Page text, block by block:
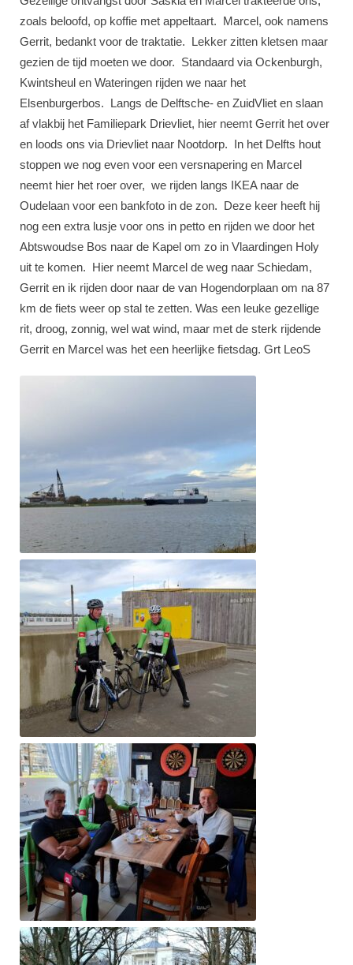
zoals beloofd, op koffie met appeltaart. Marcel, ook namens
Gerrit, bedankt voor de traktatie. Lekker zitten kletsen maar
gezien de tijd moeten we door. Standaard via Ockenburgh,
Kwintsheul en Wateringen rijden we naar het
Elsenburgerbos. Langs de Delftsche- en ZuidVliet en slaan
af vlakbij het Familiepark Drievliet, hier neemt Gerrit het over
en loods ons via Drievliet naar Nootdorp. In het Delfts hout
stoppen we nog even voor een versnapering en Marcel
neemt hier het roer over, we rijden langs IKEA naar de
Oudelaan voor een bankfoto in de zon. Deze keer heeft hij
nog een extra lusje voor ons in petto en rijden we door het
Abtswoudse Bos naar de Kapel om zo in Vlaardingen Holy
uit te komen. Hier neemt Marcel de weg naar Schiedam,
Gerrit en ik rijden door naar de van Hogendorplaan om na 87
km de fiets weer op stal te zetten. Was een leuke gezellige
rit, droog, zonnig, wel wat wind, maar met de sterk rijdende
Gerrit en Marcel was het een heerlijke fietsdag. Grt LeoS